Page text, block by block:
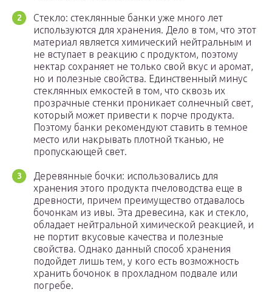
Стекло: стеклянные банки уже много лет
используются для хранения. Дело в том, что этот
материал является химический нейтральным и
не вступает в реакцию с продуктом, поэтому
нектар сохраняет не только свой вкус и аромат,
но и полезные свойства. Единственный минус
стеклянных емкостей в том, что сквозь их
прозрачные стенки проникает солнечный свет,
который может привести к порче продукта.
Поэтому банки рекомендуют ставить в темное
место или накрывать плотной тканью, не
пропускающей свет.
Деревянные бочки: использовались для
хранения этого продукта пчеловодства еще в
древности, причем преимущество отдавалось
бочонкам из ивы. Эта древесина, как и стекло,
обладает нейтральной химической реакцией, и
не портит вкусовые качества и полезные
свойства. Однако данный способ хранения
подойдет лишь тем, у кого есть возможность
хранить бочонок в прохладном подвале или
погребе.